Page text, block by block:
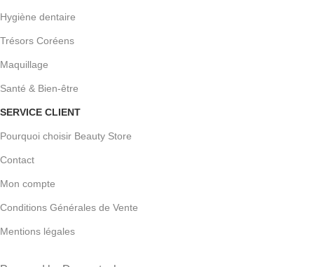
Hygiène dentaire
Trésors Coréens
Maquillage
Santé & Bien-être
SERVICE CLIENT
Pourquoi choisir Beauty Store
Contact
Mon compte
Conditions Générales de Vente
Mentions légales